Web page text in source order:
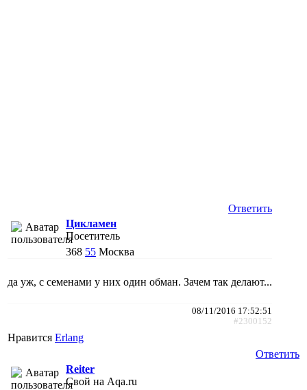
Ответить
Цикламен
Посетитель
368 55 Москва
да уж, с семенами у них один обман. Зачем так делают...
08/11/2016 17:52:51
#2300152
Нравится Erlang
Ответить
Reiter
Свой на Aqa.ru